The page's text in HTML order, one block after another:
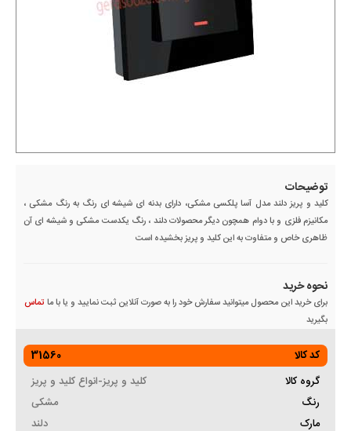
توضیحات
کلید و پریز دلند مدل آسا پلکسی مشکی، دارای بدنه ای شیشه ای رنگ به رنگ مشکی ،
مکانیزم فلزی و با دوام همچون دیگر محصولات دلند ، رنگ یکدست مشکی و شیشه ای آن
ظاهری خاص و متفاوت به این کلید و پریز بخشیده است
نحوه خرید
برای خرید این محصول میتوانید سفارش خود را به صورت آنلاین ثبت نمایید و یا با ما تماس
بگیرید
کد کالا
31560
گروه کالا
کلید و پریز-انواع کلید و پریز
رنگ
مشکی
مارک
دلند